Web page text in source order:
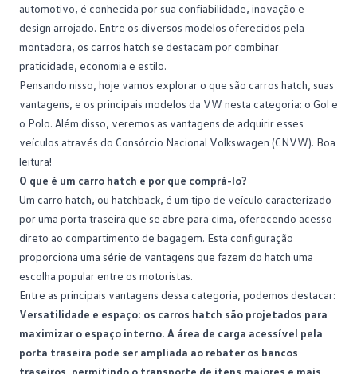
automotivo, é conhecida por sua confiabilidade, inovação e
design arrojado. Entre os diversos modelos oferecidos pela
montadora, os carros hatch se destacam por combinar
praticidade, economia e estilo.
Pensando nisso, hoje vamos explorar o que são carros hatch, suas
vantagens, e os principais modelos da VW nesta categoria: o Gol e
o Polo. Além disso, veremos as vantagens de adquirir esses
veículos através do Consórcio Nacional Volkswagen (CNVW). Boa
leitura!
O que é um carro hatch e por que comprá-lo?
Um carro hatch, ou hatchback, é um tipo de veículo caracterizado
por uma porta traseira que se abre para cima, oferecendo acesso
direto ao compartimento de bagagem. Esta configuração
proporciona uma série de vantagens que fazem do hatch uma
escolha popular entre os motoristas.
Entre as principais vantagens dessa categoria, podemos destacar:
Versatilidade e espaço: os carros hatch são projetados para
maximizar o espaço interno. A área de carga acessível pela
porta traseira pode ser ampliada ao rebater os bancos
traseiros, permitindo o transporte de itens maiores e mais